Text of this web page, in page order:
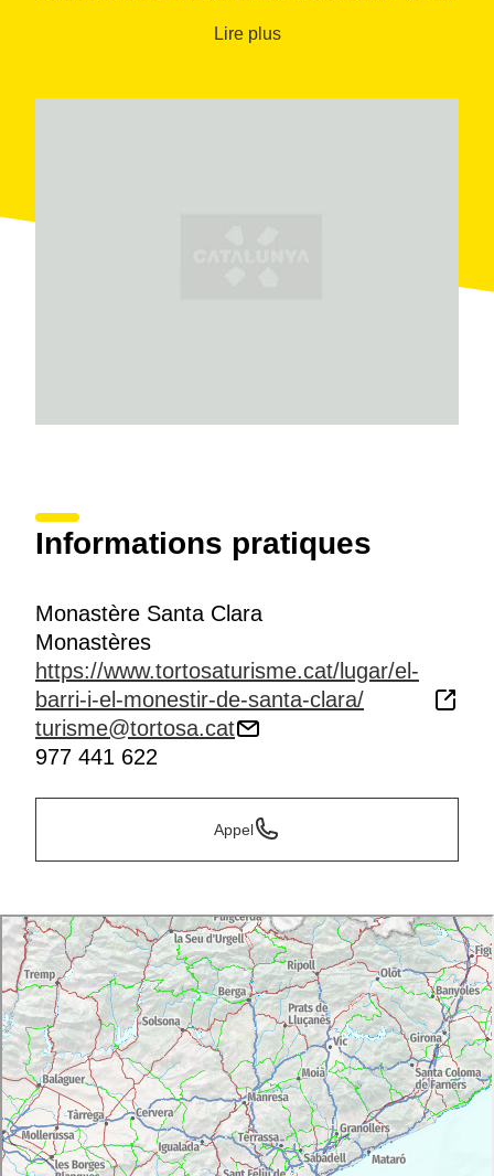
Lire plus
Informations pratiques
Monastère Santa Clara
Monastères
https://www.tortosaturisme.cat/lugar/el-
barri-i-el-monestir-de-santa-clara/
turisme@tortosa.cat
977 441 622
Appel